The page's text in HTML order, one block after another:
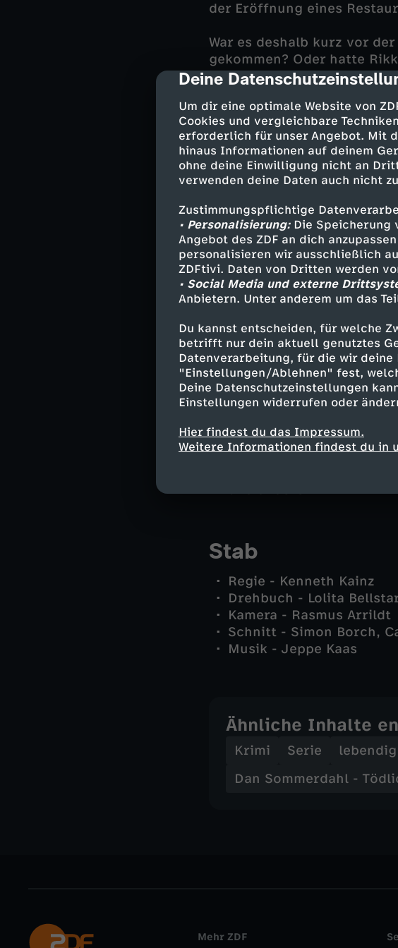
cmp-dialog-description
Deine
Um dir eine optimale Website von
Cookies und vergleichbare
erforderlich für unser Angebot. Mit
hinaus Informationen auf deinem
ohne deine Einwilligung nicht an
verwenden deine Daten auch nicht
Zustimmungspflichtige
• Personalisierung:Die Speicherung
Angebot des ZDF an dich
personalisieren wir ausschließlich
ZDFtivi. Daten von Dritten werden
• Social Media und externe
Anbietern. Unter anderem um das
Du kannst entscheiden, für welche
betrifft nur dein aktuell genutztes
Datenverarbeitung, für die wir
"Einstellungen/Ablehnen" fest,
Deine Datenschutzeinstellungen
Einstellungen widerrufen oder
Hier findest du das Impressum.
Weitere Informationen findest du in
der Eröffnung eines
War es deshalb kurz vor
gekommen? Oder hatte
regelmäßig fremd ging?
und deren Ehemann Kiet
Abseits des Falles
helfen. Doch der
durch eine Anweisung von
Darsteller
Dan - Peter Mygind
Flemming - André
Marianne - Laura
Nadia - Lise Baastrup
Josefine - Maibritt
Hanegaard - Lotte
Laura - Mia Helene
Benjamin - Mathias Käki
Otto - Kurt Ravn
Astrid - Thit Aaberg
Simone - Julie R.
Stab
Regie - Kenneth Kainz
Drehbuch - Lolita
Kamera - Rasmus Arrildt
Schnitt - Simon Borch,
Musik - Jeppe Kaas
Ähnliche Inhalte
Krimi Serie lebendig
Dan Sommerdahl -
Mehr ZDF